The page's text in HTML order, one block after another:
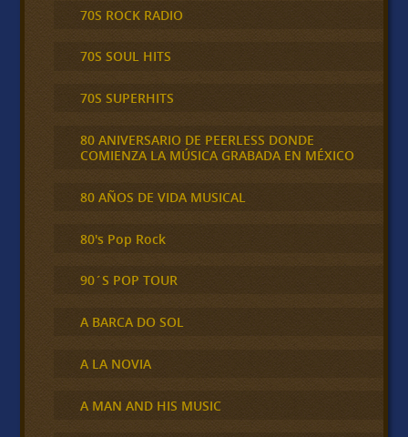
70S ROCK RADIO
70S SOUL HITS
70S SUPERHITS
80 ANIVERSARIO DE PEERLESS DONDE
COMIENZA LA MÚSICA GRABADA EN MÉXICO
80 AÑOS DE VIDA MUSICAL
80's Pop Rock
90´S POP TOUR
A BARCA DO SOL
A LA NOVIA
A MAN AND HIS MUSIC